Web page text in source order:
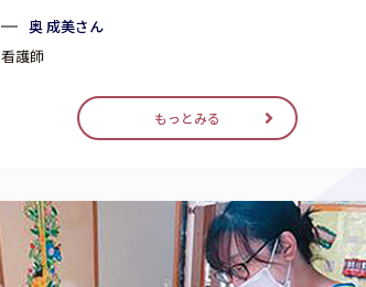
奥 成美さん
看護師
もっとみる